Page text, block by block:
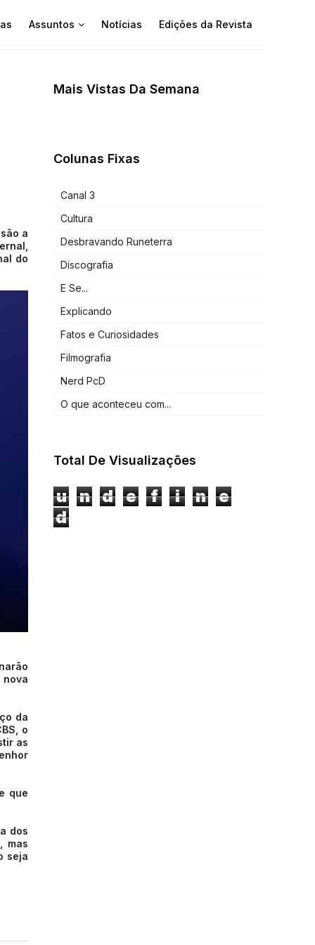
Assuntos Notícias Edições da Revista
a
do
nova
da
o
as
que
dos
mas
seja
Mais Vistas Da Semana
Colunas Fixas
Canal 3
Cultura
Desbravando Runeterra
Discografia
E Se...
Explicando
Fatos e Curiosidades
Filmografia
Nerd PcD
O que aconteceu com...
Total De Visualizações
u n d e f i n
e
d